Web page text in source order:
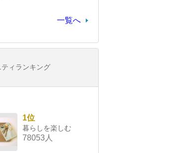
一覧へ
ティランキング
1位
暮らしを楽しむ
78053人